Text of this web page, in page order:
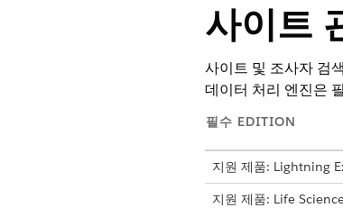
사이트
사이트 및 조사자 검
데이터 처리 엔진은
필수 EDITION
지원 제품: Lightning
지원 제품: Life